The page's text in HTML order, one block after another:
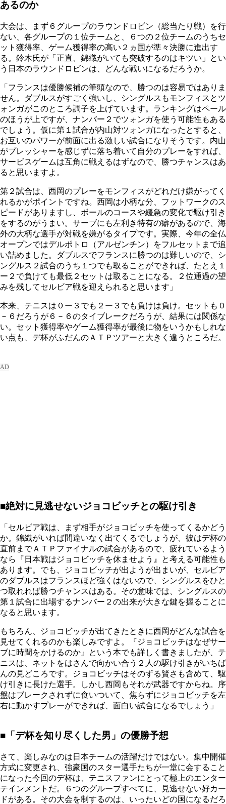
あるのか
大会は、まず６グループのラウンドロビン（総当たり戦）を行
ない、各グループの１位チームと、６つの２位チームのうちセ
ット獲得率、ゲーム獲得率の高い２ヵ国が準々決勝に進出す
る。鈴木氏が「正直、錦織がいても突破するのはキツい」とい
う日本のラウンドロビンは、どんな戦いになるだろうか。
「フランスは優勝候補の筆頭なので、勝つのは容易ではありま
せん。ダブルスがすごく強いし、シングルスもモンフィスとツ
ォンガがこのところ調子を上げています。ランキングはペール
のほうが上ですが、ナンバー２でツォンガを使う可能性もある
でしょう。仮に第１試合が内山対ツォンガになったとすると、
お互いのパワーが前面に出る激しい試合になりそうです。内山
がプレッシャーを感じずに落ち着いて自分のプレーをすれば、
サービスゲームは互角に戦えるはずなので、勝つチャンスはあ
ると思いますよ。
第２試合は、西岡のプレーをモンフィスがどれだけ嫌がってく
れるかがポイントですね。西岡は小柄な分、フットワークのス
ピードがありますし、ボールのコースや緩急の変化で駆け引き
をするのがうまい。サーブにも左利き特有の癖があるので、海
外の大柄な選手が対戦を嫌がるタイプです。実際、今年の全仏
オープンではデルポトロ（アルゼンチン）をフルセットまで追
い詰めました。ダブルスでフランスに勝つのは難しいので、シ
ングルス２試合のうち１つでも取ることができれば、たとえ１
ー２で負けても最低２セットは取ることになる。２位通過の望
みを残してセルビア戦を迎えられると思います」
本来、テニスは０ー３でも２ー３でも負けは負け。セットも０
－６だろうが６－６のタイブレークだろうが、結果には関係な
い。セット獲得率やゲーム獲得率が最後に物をいうかもしれな
い点も、デ杯がふだんのＡＴＰツアーと大きく違うところだ。
■絶対に見逃せないジョコビッチとの駆け引き
「セルビア戦は、まず相手がジョコビッチを使ってくるかどう
か。錦織がいれば間違いなく出てくるでしょうが、彼はデ杯の
直前までＡＴＰファイナルの試合があるので、疲れているよう
なら『日本戦はジョコビッチを休ませよう』と考える可能性も
あります。でも、ジョコビッチが出ようが出まいが、セルビア
のダブルスはフランスほど強くはないので、シングルスをひと
つ取れれば勝つチャンスはある。その意味では、シングルスの
第１試合に出場するナンバー２の出来が大きな鍵を握ることに
なると思います。
もちろん、ジョコビッチが出てきたときに西岡がどんな試合を
見せてくれるのかも楽しみですよ。『ジョコビッチはなぜサー
ブに時間をかけるのか』という本でも詳しく書きましたが、テ
ニスは、ネットをはさんで向かい合う２人の駆け引きがいちば
んの見どころです。ジョコビッチはそのずる賢さも含めて、駆
け引きに長けた選手。しかし西岡もそれが武器ですからね。序
盤はブレークされずに食いついて、焦らずにジョコビッチを左
右に動かすプレーができれば、面白い試合になるでしょう」
■「デ杯を知り尽くした男」の優勝予想
さて、楽しみなのは日本チームの活躍だけではない。集中開催
方式に変更され、強豪国のスター選手たちが一堂に会すること
になった今回のデ杯は、テニスファンにとって極上のエンター
テインメントだ。６つのグループすべてに、見逃せない好カー
ドがある。その大会を制するのは、いったいどの国になるだろ